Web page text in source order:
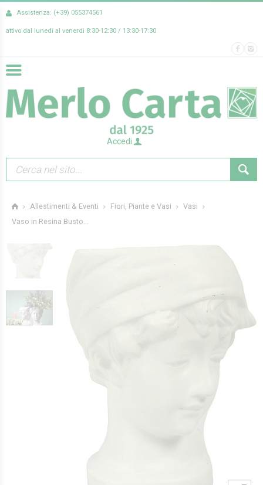
Assistenza: (+39) 055374561
attivo dal lunedì al venerdì 8:30-12:30 / 13:30-17:30
Accedi
Allestimenti & Eventi Fiori, Piante e Vasi
Vasi
Vaso in Resina Busto...